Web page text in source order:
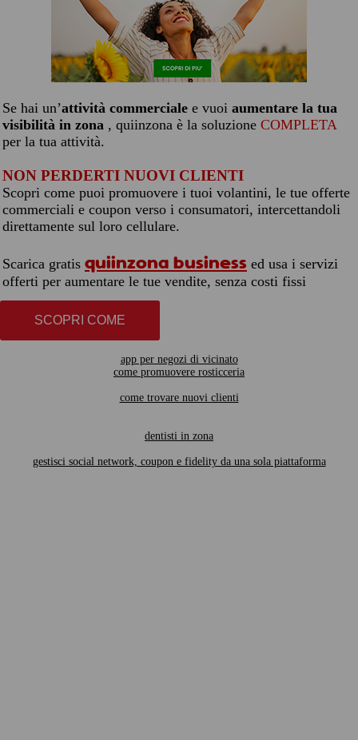
Se hai un’attività commerciale e vuoi aumentare la tua
visibilità in zona , quiinzona è la soluzione COMPLETA
per la tua attività.
NON PERDERTI NUOVI CLIENTI
Scopri come puoi promuovere i tuoi volantini, le tue offerte
commerciali e coupon verso i consumatori, intercettandoli
direttamente sul loro cellulare.
Scarica gratis quiinzona business ed usa i servizi
offerti per aumentare le tue vendite, senza costi fissi
SCOPRI COME
app per negozi di vicinato
come promuovere rosticceria
come trovare nuovi clienti
dentisti in zona
gestisci social network, coupon e fidelity da una sola piattaforma